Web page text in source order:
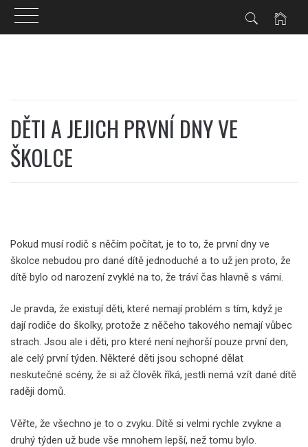
DĚTI A JEJICH PRVNÍ DNY VE
ŠKOLCE
Pokud musí rodič s něčím počítat, je to to, že první dny ve
školce nebudou pro dané dítě jednoduché a to už jen proto, že
dítě bylo od narození zvyklé na to, že tráví čas hlavně s vámi.
Je pravda, že existují děti, které nemají problém s tím, když je
dají rodiče do školky, protože z něčeho takového nemají vůbec
strach. Jsou ale i děti, pro které není nejhorší pouze první den,
ale celý první týden. Některé děti jsou schopné dělat
neskutečné scény, že si až člověk říká, jestli nemá vzít dané dítě
raději domů.
Věřte, že všechno je to o zvyku. Dítě si velmi rychle zvykne a
druhý týden už bude vše mnohem lepší, než tomu bylo.